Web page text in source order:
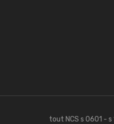
tout NCS s 0601 - s